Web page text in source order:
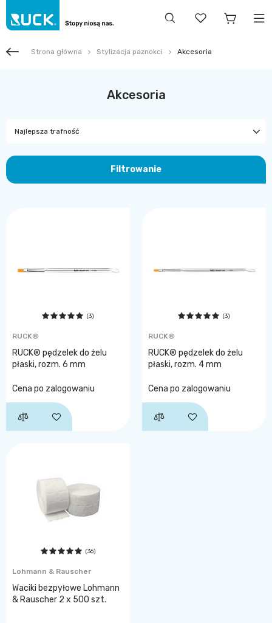
Strona główna Stylizacja paznokci Akcesoria
Akcesoria
Najlepsza trafność
Filtrowanie
(3)
RUCK®
RUCK® pędzelek do żelu
płaski, rozm. 6 mm
Cena po zalogowaniu
(3)
RUCK®
RUCK® pędzelek do żelu
płaski, rozm. 4 mm
Cena po zalogowaniu
(36)
Lohmann & Rauscher
Waciki bezpyłowe Lohmann
& Rauscher 2 x 500 szt.